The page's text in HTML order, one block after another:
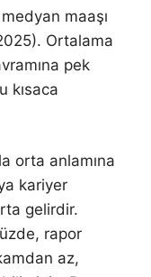
medyan maaşı
Ortalama
pek
kısaca
orta anlamına
kariyer
gelirdir.
rapor
az,